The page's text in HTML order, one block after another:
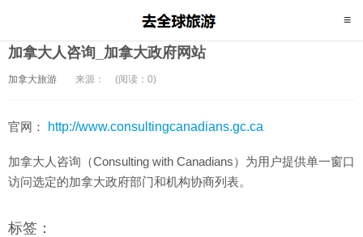
加拿大人咨询_加拿大政府网站
加拿大旅游 来源： (阅读：0)
官网： http://www.consultingcanadians.gc.ca
加拿大人咨询（Consulting with Canadians）为用户提供单一窗口
访问选定的加拿大政府部门和机构协商列表。
标签：